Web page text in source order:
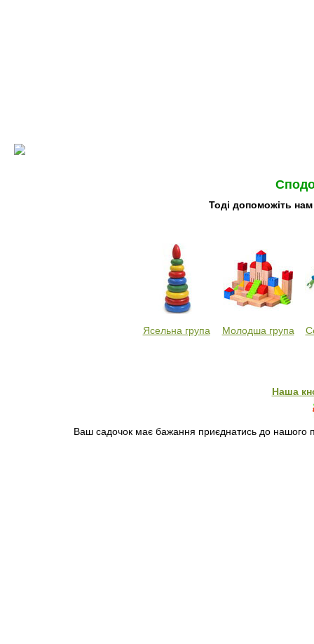
Тоді допоможіть
Ясельна група Молодша група
Наша
Ваш садочок має бажання приєднатись до нашого